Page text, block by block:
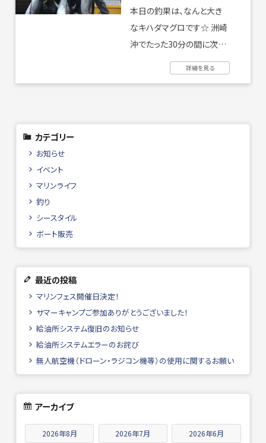
本日の釣果は、なんと大き
なキハダマグロです☆ 洲崎
沖でたった30分の間に次々
と上げたそうです。 一番大き
なものは驚きの84キロ！ ...
詳細を見る
カテゴリー
お知らせ
イベント
マリンライフ
釣り
シースタイル
ボート販売
最近の投稿
マリンフェス開催日決定！
サマーキャンプご参加ありがとうございました！
給油所システム復旧のお知らせ
給油所システムエラーのお詫び
無人航空機（ドローン・ラジコン機等）の使用に関するお願い
アーカイブ
2026年8月 2026年7月 2026年6月